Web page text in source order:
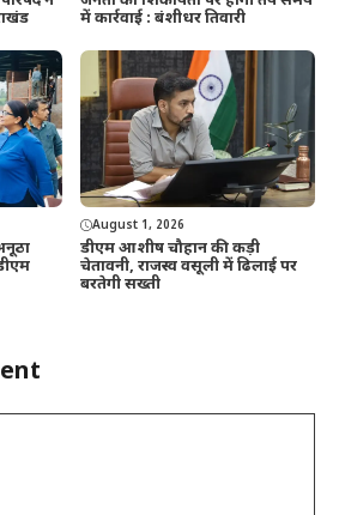
में कार्रवाई : बंशीधर तिवारी
August 1, 2026
डीएम आशीष चौहान की कड़ी
चेतावनी, राजस्व वसूली में ढिलाई पर
बरतेगी सख्ती